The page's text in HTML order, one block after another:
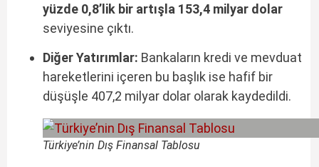
yüzde 0,8’lik bir artışla 153,4 milyar dolar
seviyesine çıktı.
Diğer Yatırımlar: Bankaların kredi ve mevduat
hareketlerini içeren bu başlık ise hafif bir
düşüşle 407,2 milyar dolar olarak kaydedildi.
Türkiye’nin Dış Finansal Tablosu